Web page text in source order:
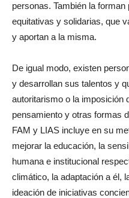
personas. También la
equitativas y solidarias, que
y aportan a la misma.
De igual modo, existen
y desarrollan sus talentos y
autoritarismo o la imposición
pensamiento y otras formas
FAM y LIAS incluye en su
mejorar la educación, la
humana e institucional
climático, la adaptación a él,
ideación de iniciativas